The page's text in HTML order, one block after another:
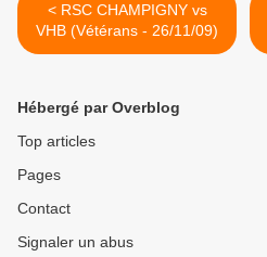
< RSC CHAMPIGNY vs
VHB (Vétérans - 26/11/09)
Hébergé par Overblog
Top articles
Pages
Contact
Signaler un abus